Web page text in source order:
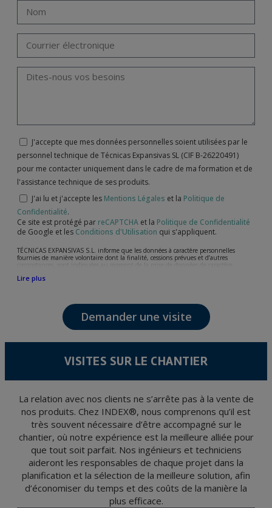
J'accepte que mes données personnelles soient utilisées par le
personnel technique de Técnicas Expansivas SL (CIF B-26220491)
pour me contacter uniquement dans le cadre de ma formation et de
l'assistance technique de ses produits.
J'ai lu et j'accepte les Mentions Légales et la Politique de
Confidentialité.
Ce site est protégé par reCAPTCHA et la Politique de Confidentialité
de Google et les Conditions d'Utilisation qui s'appliquent.
TÉCNICAS EXPANSIVAS S.L. informe que les données à caractère personnelles
fournies de manière volontaire dont la finalité, cessions prévues et d’autres
circonstances, sont indiquées au moment de la prise de données de caractère
l’attention de votre demande, litige ou requise, maintien de la relation établie, la
Les données de nos fichiers sont absolument confidentielles et seront traitées avec la
plus grande confidentialité et répondent à toutes les exigences prévues par la loi
15/1999 du 13 décembre sur la protection des données personnelles.
la santé, ces donnée n'étant pas cryptées.
et d'opposition en vertu des dispositions au Règlement Général sur la Protection des
votre pièce d’identité, à P.I. La Portalada II | c/ Segador 13, 26006 | Logroño (La
Rioja).
Lire plus
Demander une visite
VISITES SUR LE CHANTIER
La relation avec nos clients ne s’arrête pas à la vente de
nos produits. Chez INDEX®, nous comprenons qu’il est
très souvent nécessaire d’être accompagné sur le
chantier, où notre expérience est la meilleure alliée pour
que tout soit parfait. Nos ingénieurs et techniciens
aideront les responsables de chaque projet dans la
planification et la sélection de la meilleure solution, afin
d’économiser du temps et des coûts de la manière la
plus efficace.